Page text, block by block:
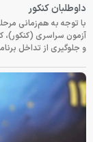
داوطلبان کنکور
با توجه به هم‌زمانی
آزمون سراسری (کنکور)،
و جلوگیری از تداخل